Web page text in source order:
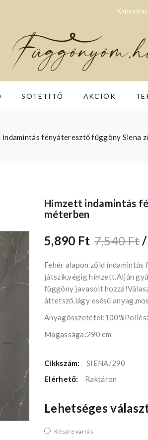
Kapcsolat
SÖTÉTÍTŐ AKCIÓK
indamintás fényáteresztő függöny Siena
Hímzett indamintás
méterben
5,890 Ft 7,540 Ft
Fehér alapon zöld
játszik,végig hímzett.Alján
függöny javasolt
áttetsző,lágy esésű
Magassága:290 cm
Cikkszám:
SIENA/290
Elérhető:
Raktáron
Lehetséges
Készre varrás